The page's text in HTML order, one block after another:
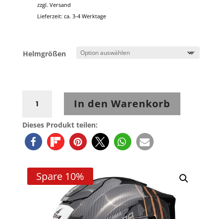
Dieses Produkt teilen:
Spare 10%
zzgl. Versand
Lieferzeit: ca. 3-4 Werktage
Helmgrößen
1500
AIR
ZITY
Schwarz-
Menge
In den Warenkorb